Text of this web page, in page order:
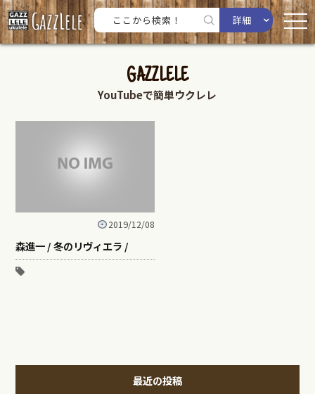
詳細
GAZZLELE
YouTubeで簡単ウクレレ
2019/12/08
森進一 / 冬のリヴィエラ /
最近の投稿